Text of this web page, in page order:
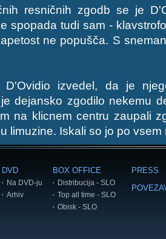
resničnih zgodb se je
spopada tudi sam -
ne popušča. S
izvedel, da je
dejansko zgodilo nekemu
na klicnem centru zaupali
limuzine. Iskali so jo po vsem
DVD
Na DVD-ju
Arhiv
BOX OFFICE
Distribucija - SLO
Top all time - SLO
Obisk - SLO
PRESS